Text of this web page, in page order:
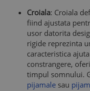
Croiala: Croiala
fiind ajustata
usor datorita
rigide reprezinta
caracteristica
constrangere,
timpul somnului.
pijamale sau